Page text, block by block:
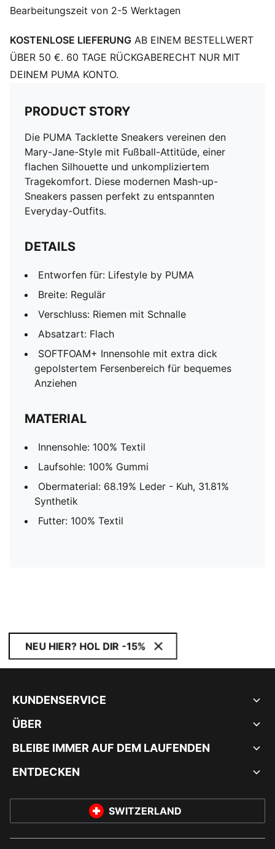
Bearbeitungszeit von 2-5 Werktagen
KOSTENLOSE LIEFERUNG AB EINEM BESTELLWERT
ÜBER 50 €. 60 TAGE RÜCKGABERECHT NUR MIT
DEINEM PUMA KONTO.
PRODUCT STORY
Die PUMA Tacklette Sneakers vereinen den
Mary-Jane-Style mit Fußball-Attitüde, einer
flachen Silhouette und unkompliziertem
Tragekomfort. Diese modernen Mash-up-
Sneakers passen perfekt zu entspannten
Everyday-Outfits.
DETAILS
Entworfen für: Lifestyle by PUMA
Breite: Regulär
Verschluss: Riemen mit Schnalle
Absatzart: Flach
SOFTFOAM+ Innensohle mit extra dick
gepolstertem Fersenbereich für bequemes
Anziehen
MATERIAL
Innensohle: 100% Textil
Laufsohle: 100% Gummi
Obermaterial: 68.19% Leder - Kuh, 31.81%
Synthetik
Futter: 100% Textil
NEU HIER? HOL DIR -15%
KUNDENSERVICE
ÜBER
BLEIBE IMMER AUF DEM LAUFENDEN
ENTDECKEN
SWITZERLAND